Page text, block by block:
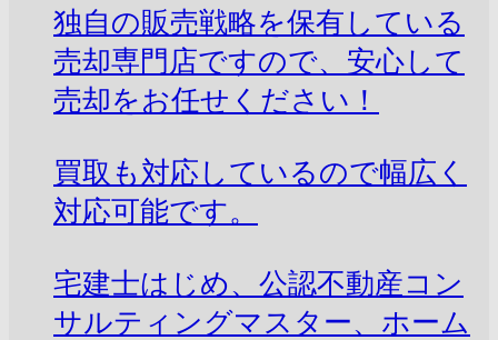
独自の販売戦略を保有している
売却専門店ですので、安心して
売却をお任せください！
買取も対応しているので幅広く
対応可能です。
宅建士はじめ、公認不動産コン
サルティングマスター、ホーム